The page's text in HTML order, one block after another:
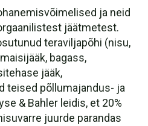
ja neid
jäätmetest.
teraviljapõhi (nisu,
bagass,
jääk,
teised põllumajandus- ja
& Bahler leidis, et 20%
juurde parandas